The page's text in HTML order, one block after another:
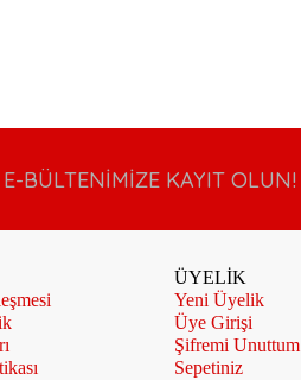
BÜLTENİMİZE KAYIT OLUN!
ÜYELİK
Yeni Üyelik
Üye Girişi
Şifremi Unuttum
Sepetiniz